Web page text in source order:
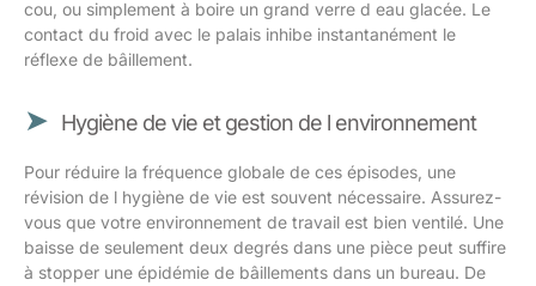
cou, ou simplement à boire un grand verre d eau glacée. Le
contact du froid avec le palais inhibe instantanément le
réflexe de bâillement.
Hygiène de vie et gestion de l environnement
Pour réduire la fréquence globale de ces épisodes, une
révision de l hygiène de vie est souvent nécessaire. Assurez-
vous que votre environnement de travail est bien ventilé. Une
baisse de seulement deux degrés dans une pièce peut suffire
à stopper une épidémie de bâillements dans un bureau. De